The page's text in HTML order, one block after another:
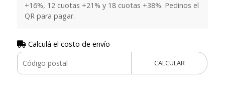
+16%, 12 cuotas +21% y 18 cuotas +38%. Pedinos el
QR para pagar.
Calculá el costo de envío
CALCULAR